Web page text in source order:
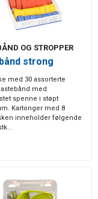
OG STROPPER
strong
med 30 assorterte
med
spenne i støpt
Kartonger med 8
inneholder følgende